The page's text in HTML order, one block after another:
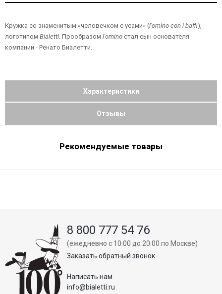
Кружка со знаменитым «человечком с усами» (l'omino con i baffi),
логотипом Bialetti. Прообразом l'omino стал сын основателя
компании - Ренато Биалетти.
Характеристики
Отзывы
Рекомендуемые товары
8 800 777 54 76
(ежедневно с 10:00 до 20:00 по Москве)
Заказать обратный звонок
Написать нам
info@bialetti.ru